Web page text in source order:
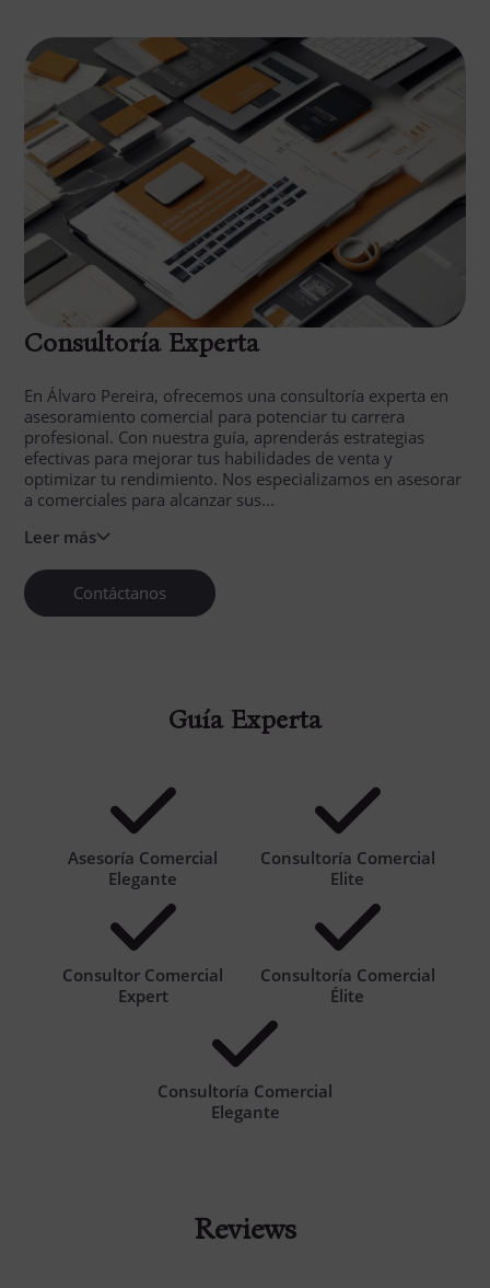
Consultoría Experta
En Álvaro Pereira, ofrecemos una consultoría experta en
asesoramiento comercial para potenciar tu carrera
profesional. Con nuestra guía, aprenderás estrategias
efectivas para mejorar tus habilidades de venta y
optimizar tu rendimiento. Nos especializamos en asesorar
a comerciales para alcanzar sus...
Leer más
Contáctanos
Guía Experta
Asesoría Comercial
Elegante
Consultoría Comercial
Elite
Consultor Comercial
Expert
Consultoría Comercial
Élite
Consultoría Comercial
Elegante
Reviews